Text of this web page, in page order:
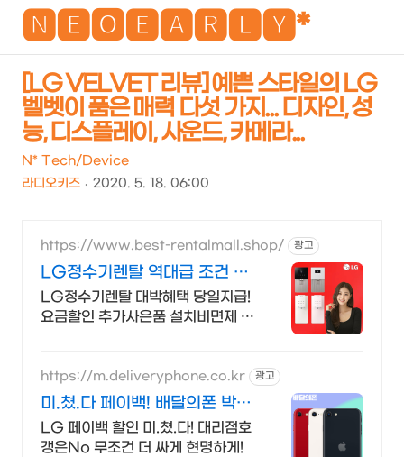
🅽🅴🅾🅴🅰🆁🅻🆈*
검
메
[LG VELVET 리뷰] 예쁜 스타일의 LG
벨벳이 품은 매력 다섯 가지... 디자인, 성
능, 디스플레이, 사운드, 카메라...
N* Tech/Device
라디오키즈
2020. 5. 18. 06:00
https://www.best-rentalmall.shop/ 광고
LG정수기렌탈 역대급 조건 월
요금 비교
LG정수기렌탈 대박혜택 당일지급!
요금할인 추가사은품 설치비면제 빠
https://m.deliveryphone.co.kr 광고
미.쳤.다 페이백! 배달의폰 박리
다매! 무조건 더 할인!
LG 페이백 할인 미.쳤.다! 대리점호
갱은No 무조건 더 싸게 현명하게!